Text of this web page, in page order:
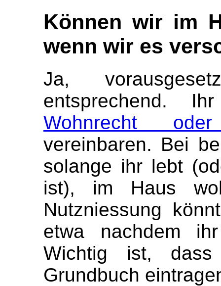
Können wir im
wenn wir es
Ja,
entsprechend.
Wohnrecht
vereinbaren. Bei
solange ihr lebt
ist), im Haus
Nutzniessung
etwa nachdem
Wichtig ist,
Grundbuch